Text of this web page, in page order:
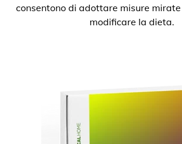
consentono di adottare misure
modificare la dieta.